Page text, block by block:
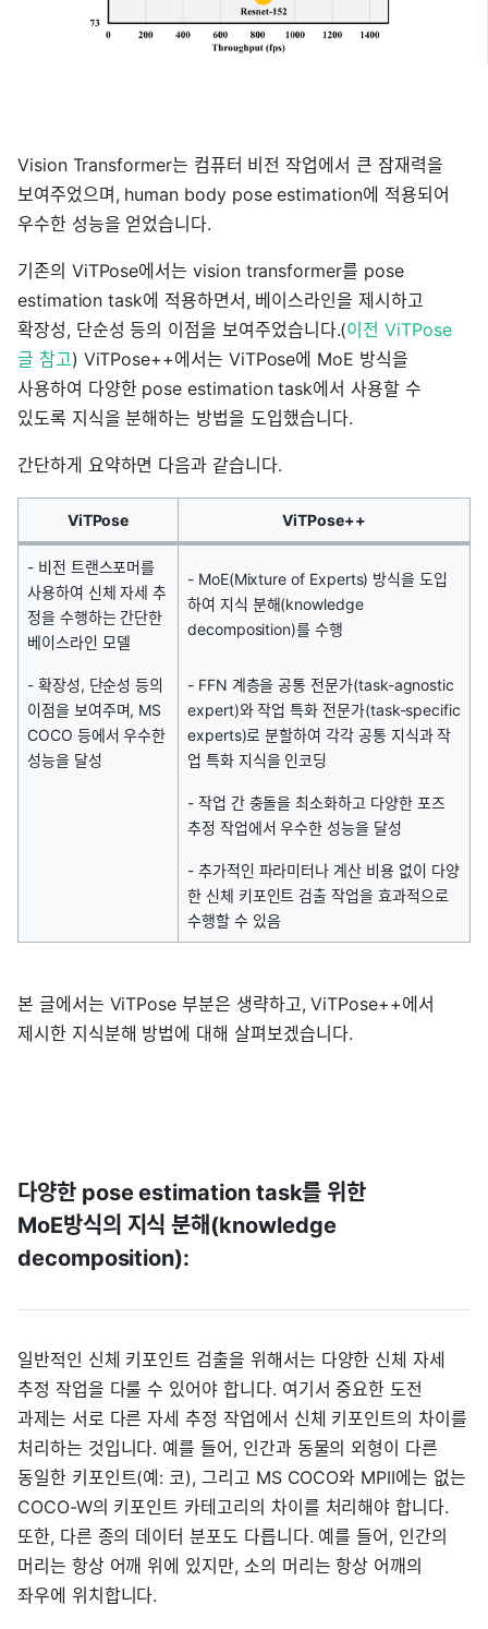
Vision Transformer는 컴퓨터 비전 작업에서 큰 잠재력을
보여주었으며, human body pose estimation에 적용되어
우수한 성능을 얻었습니다.
기존의 ViTPose에서는 vision transformer를 pose
estimation task에 적용하면서, 베이스라인을 제시하고
확장성, 단순성 등의 이점을 보여주었습니다.(이전 ViTPose
글 참고) ViTPose++에서는 ViTPose에 MoE 방식을
사용하여 다양한 pose estimation task에서 사용할 수
있도록 지식을 분해하는 방법을 도입했습니다.
간단하게 요약하면 다음과 같습니다.
ViTPose ViTPose++
- 비전 트랜스포머를
사용하여 신체 자세 추
정을 수행하는 간단한
베이스라인 모델
- MoE(Mixture of Experts) 방식을 도입
하여 지식 분해(knowledge
decomposition)를 수행
- 확장성, 단순성 등의
이점을 보여주며, MS
COCO 등에서 우수한
성능을 달성
- FFN 계층을 공통 전문가(task-agnostic
expert)와 작업 특화 전문가(task-specific
experts)로 분할하여 각각 공통 지식과 작
업 특화 지식을 인코딩
- 작업 간 충돌을 최소화하고 다양한 포즈
추정 작업에서 우수한 성능을 달성
- 추가적인 파라미터나 계산 비용 없이 다양
한 신체 키포인트 검출 작업을 효과적으로
수행할 수 있음
본 글에서는 ViTPose 부분은 생략하고, ViTPose++에서
제시한 지식분해 방법에 대해 살펴보겠습니다.
다양한 pose estimation task를 위한
MoE방식의 지식 분해(knowledge
decomposition):
일반적인 신체 키포인트 검출을 위해서는 다양한 신체 자세
추정 작업을 다룰 수 있어야 합니다. 여기서 중요한 도전
과제는 서로 다른 자세 추정 작업에서 신체 키포인트의 차이를
처리하는 것입니다. 예를 들어, 인간과 동물의 외형이 다른
동일한 키포인트(예: 코), 그리고 MS COCO와 MPII에는 없는
COCO-W의 키포인트 카테고리의 차이를 처리해야 합니다.
또한, 다른 종의 데이터 분포도 다릅니다. 예를 들어, 인간의
머리는 항상 어깨 위에 있지만, 소의 머리는 항상 어깨의
좌우에 위치합니다.